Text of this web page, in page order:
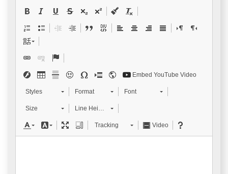
Embed YouTube Video
Styles Format Font
Size Line Height
Tracking Video